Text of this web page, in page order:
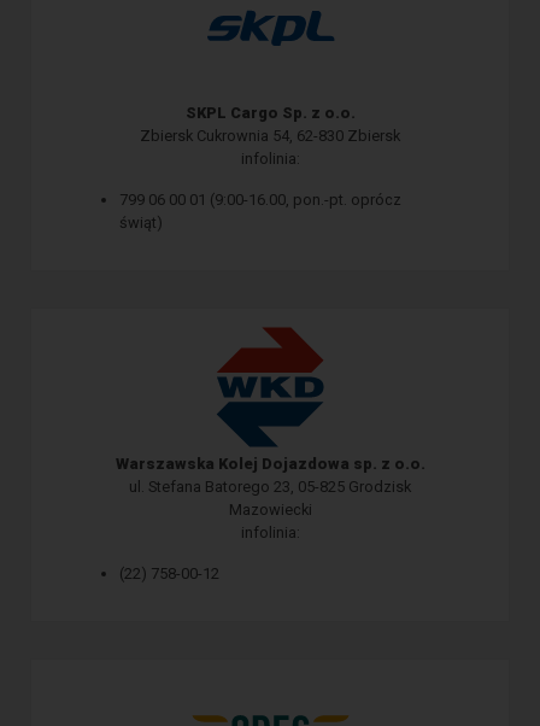
SKPL Cargo Sp. z o.o.
Zbiersk Cukrownia 54, 62-830 Zbiersk
infolinia:
799 06 00 01 (9:00-16.00, pon.-pt. oprócz
świąt)
Warszawska Kolej Dojazdowa sp. z o.o.
ul. Stefana Batorego 23, 05-825 Grodzisk
Mazowiecki
infolinia:
(22) 758-00-12